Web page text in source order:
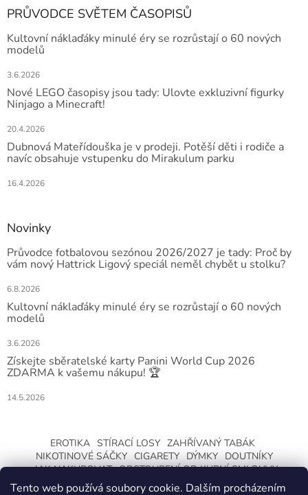
Tento web používá soubory cookie. Dalším procházením
PRŮVODCE SVĚTEM ČASOPISŮ
Kultovní náklaďáky minulé éry se rozrůstají o 60 nových
modelů
3.6.2026
Nové LEGO časopisy jsou tady: Ulovte exkluzivní figurky
Ninjago a Minecraft!
20.4.2026
Dubnová Mateřídouška je v prodeji. Potěší děti i rodiče a
navíc obsahuje vstupenku do Mirakulum parku
16.4.2026
Novinky
Průvodce fotbalovou sezónou 2026/2027 je tady: Proč by
vám nový Hattrick Ligový speciál neměl chybět u stolku?
6.8.2026
Kultovní náklaďáky minulé éry se rozrůstají o 60 nových
modelů
3.6.2026
Získejte sběratelské karty Panini World Cup 2026
ZDARMA k vašemu nákupu! 🏆
14.5.2026
EROTIKA STÍRACÍ LOSY ZAHŘÍVANÝ TABÁK
NIKOTINOVÉ SÁČKY CIGARETY DÝMKY
DOUTNÍKY
JAK NAKUPOVAT ODSTOUPENÍ OD KUPNÍ SMLOUVY